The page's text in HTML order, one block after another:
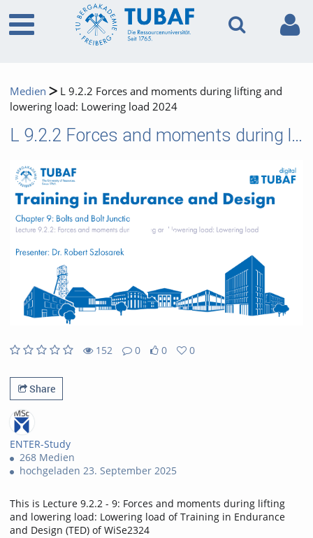
Medien
L 9.2.2 Forces and moments during lifting and
lowering load: Lowering load 2024
L 9.2.2 Forces and moments during lifting and lowering load: Lowering load 2024
152
0
0
0
Share
ENTER-Study
268 Medien
hochgeladen 23. September 2025
This is Lecture 9.2.2 - 9: Forces and moments during lifting
and lowering load: Lowering load of Training in Endurance
and Design (TED) of WiSe2324